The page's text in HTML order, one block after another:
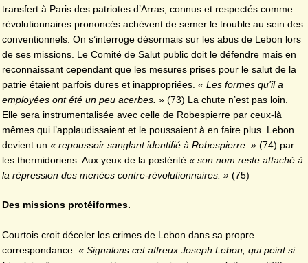
transfert à Paris des patriotes d’Arras, connus et respectés comme
révolutionnaires prononcés achèvent de semer le trouble au sein des
conventionnels. On s’interroge désormais sur les abus de Lebon lors
de ses missions. Le Comité de Salut public doit le défendre mais en
reconnaissant cependant que les mesures prises pour le salut de la
patrie étaient parfois dures et inappropriées. « Les formes qu’il a
employées ont été un peu acerbes. » (73) La chute n’est pas loin.
Elle sera instrumentalisée avec celle de Robespierre par ceux-là
mêmes qui l’applaudissaient et le poussaient à en faire plus. Lebon
devient un « repoussoir sanglant identifié à Robespierre. » (74) par
les thermidoriens. Aux yeux de la postérité « son nom reste attaché à
la répression des menées contre-révolutionnaires. » (75)
Des missions protéiformes.
Courtois croit déceler les crimes de Lebon dans sa propre
correspondance. « Signalons cet affreux Joseph Lebon, qui peint si